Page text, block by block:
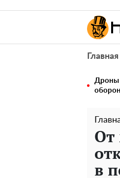
Главная
Дроны
От
в